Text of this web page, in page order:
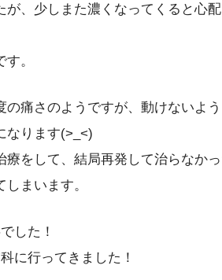
、少しまた濃くなってくると心配
。
痛さのようですが、動けないよ
なります(>_<)
をして、結局再発して治らなか
まいます。
した！
に行ってきました！